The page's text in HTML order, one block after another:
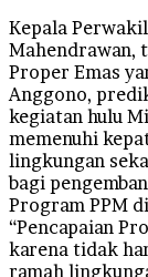
Kepala
Mahendrawan,
Proper Emas
Anggono,
kegiatan hulu
memenuhi
lingkungan
bagi
Program PPM
“Pencapaian
karena tidak
ramah